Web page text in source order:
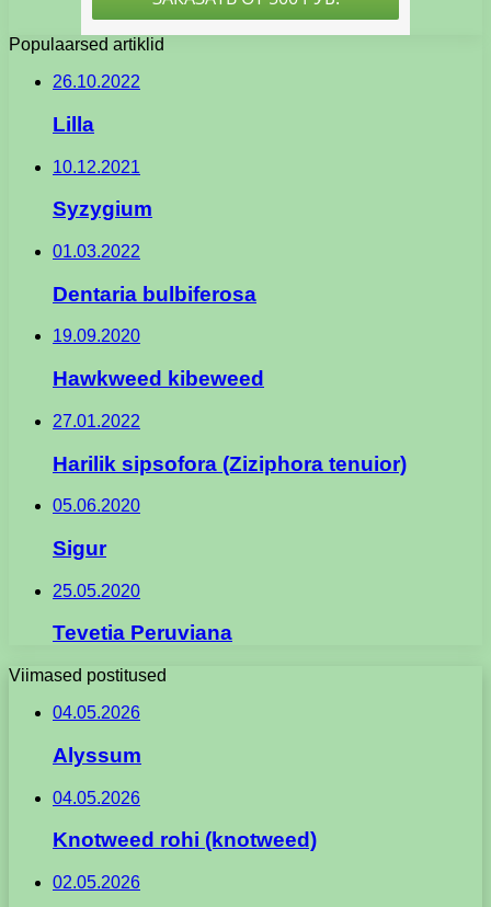
Populaarsed artiklid
26.10.2022
Lilla
10.12.2021
Syzygium
01.03.2022
Dentaria bulbiferosa
19.09.2020
Hawkweed kibeweed
27.01.2022
Harilik sipsofora (Ziziphora tenuior)
05.06.2020
Sigur
25.05.2020
Tevetia Peruviana
Viimased postitused
04.05.2026
Alyssum
04.05.2026
Knotweed rohi (knotweed)
02.05.2026